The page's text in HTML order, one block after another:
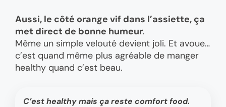
Aussi, le côté orange vif dans l’assiette, ça
met direct de bonne humeur.
Même un simple velouté devient joli. Et avoue…
c’est quand même plus agréable de manger
healthy quand c’est beau.
C’est healthymais ça reste comfort food.